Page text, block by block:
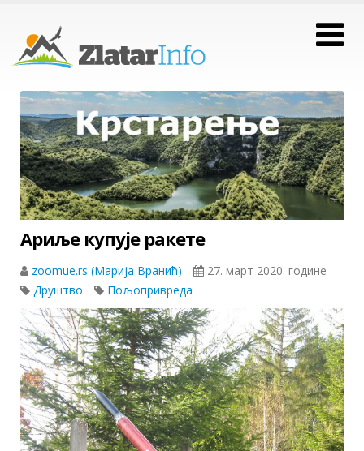
Ариље купује ракете
zoomue.rs (Марија Вранић)
27. март 2020. године
Друштво
Пољопривреда